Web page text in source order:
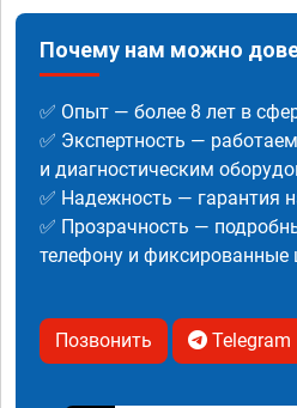
Почему нам можно
✅ Опыт — более 8 лет в
✅ Экспертность —
и диагностическим
✅ Надежность — гарантия
✅ Прозрачность —
телефону и фиксированные
Позвонить Telegram